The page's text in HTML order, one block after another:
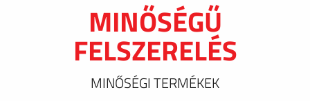
MINŐSÉGŰ
FELSZERELÉS
MINŐSÉGI TERMÉKEK